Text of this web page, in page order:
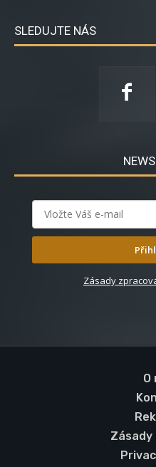
SLEDUJTE NÁS
Zásady
O
Zásady